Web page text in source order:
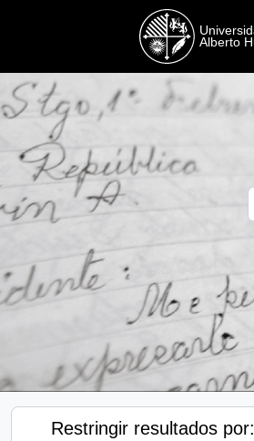
Restringir resultados por: